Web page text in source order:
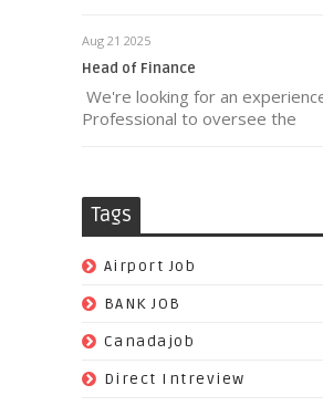
Aug 21 2025
Head of Finance
We're looking for an
Professional to oversee the
Tags
Airport Job
BANK JOB
Canadajob
Direct Intreview